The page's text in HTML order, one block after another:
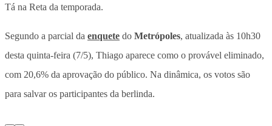
Tá na Reta da temporada.
Segundo a parcial da enquete do Metrópoles, atualizada às 10h30
desta quinta-feira (7/5), Thiago aparece como o provável eliminado,
com 20,6% da aprovação do público. Na dinâmica, os votos são
para salvar os participantes da berlinda.